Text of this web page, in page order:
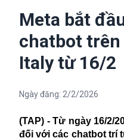
Meta bắt
chatbot trên
Italy từ 16/2
Ngày đăng: 2/2/2026
(TAP) - Từ ngày 16/2/
đối với các chatbot trí